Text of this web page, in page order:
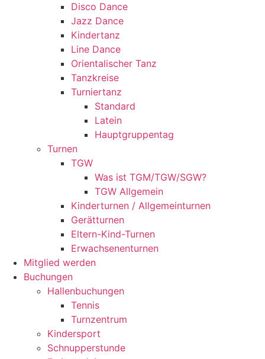
Disco Dance
Jazz Dance
Kindertanz
Line Dance
Orientalischer Tanz
Tanzkreise
Turniertanz
Standard
Latein
Hauptgruppentag
Turnen
TGW
Was ist TGM/TGW/SGW?
TGW Allgemein
Kinderturnen / Allgemeinturnen
Gerätturnen
Eltern-Kind-Turnen
Erwachsenenturnen
Mitglied werden
Buchungen
Hallenbuchungen
Tennis
Turnzentrum
Kindersport
Schnupperstunde